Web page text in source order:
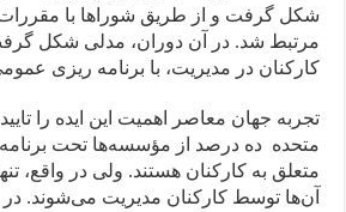
شکل گرفت و از طریق شوراها با مقررات
مرتبط شد. در آن دوران، مدلی شکل
کارکنان در مدیریت، با برنامه ریزی عمومی
تجربه جهان معاصر اهمیت این ایده را تایید
متحده ده درصد از مؤسسه‌ها تحت برنامه
متعلق به کارکنان هستند. ولی در واقع،
آن‌ها توسط کارکنان مدیریت می‌شوند. در